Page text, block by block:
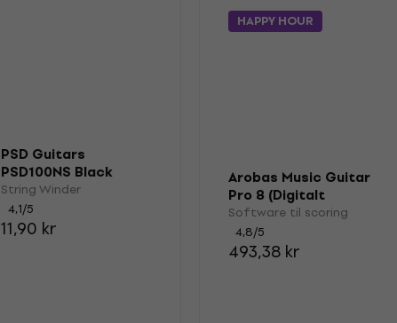
PSD Guitars
PSD100NS Black
String Winder
String Winder
4,1/5
11,90 kr
HAPPY HOUR
Arobas Music Guitar
Pro 8 (Digitalt
produkt)
Software til scoring
4,8/5
493,38 kr